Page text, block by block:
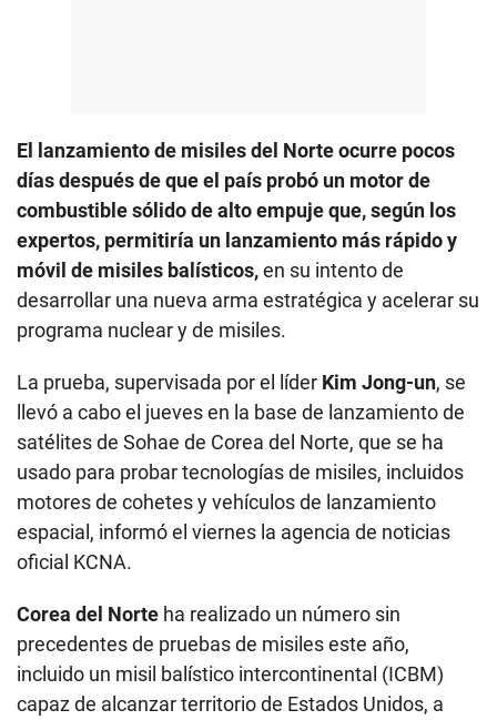
El lanzamiento de misiles del Norte ocurre pocos
días después de que el país probó un motor de
combustible sólido de alto empuje que, según los
expertos, permitiría un lanzamiento más rápido y
móvil de misiles balísticos,en su intento de
desarrollar una nueva arma estratégica y acelerar su
programa nuclear y de misiles.
La prueba, supervisada por el líder Kim Jong-un, se
llevó a cabo el jueves en la base de lanzamiento de
satélites de Sohae de Corea del Norte, que se ha
usado para probar tecnologías de misiles, incluidos
motores de cohetes y vehículos de lanzamiento
espacial, informó el viernes la agencia de noticias
oficial KCNA.
Corea del Norte ha realizado un número sin
precedentes de pruebas de misiles este año,
incluido un misil balístico intercontinental (ICBM)
capaz de alcanzar territorio de Estados Unidos, a